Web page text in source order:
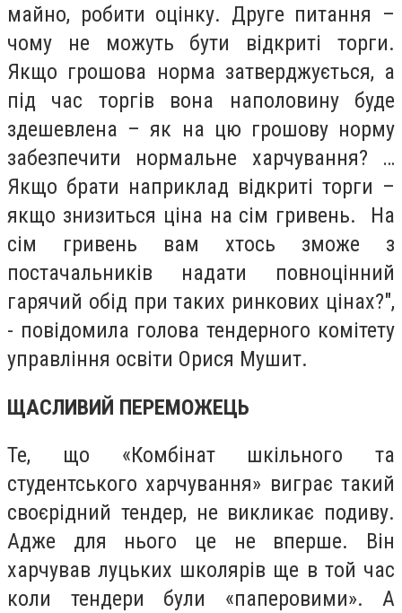
майно, робити оцінку. Друге питання –
чому не можуть бути відкриті торги.
Якщо грошова норма затверджується, а
під час торгів вона наполовину буде
здешевлена – як на цю грошову норму
забезпечити нормальне харчування? …
Якщо брати наприклад відкриті торги –
якщо знизиться ціна на сім гривень. На
сім гривень вам хтось зможе з
постачальників надати повноцінний
гарячий обід при таких ринкових цінах?",
- повідомила голова тендерного комітету
управління освіти Орися Мушит.
ЩАСЛИВИЙ ПЕРЕМОЖЕЦЬ
Те, що «Комбінат шкільного та
студентського харчування» виграє такий
своєрідний тендер, не викликає подиву.
Адже для нього це не вперше. Він
харчував луцьких школярів ще в той час
коли тендери були «паперовими». А